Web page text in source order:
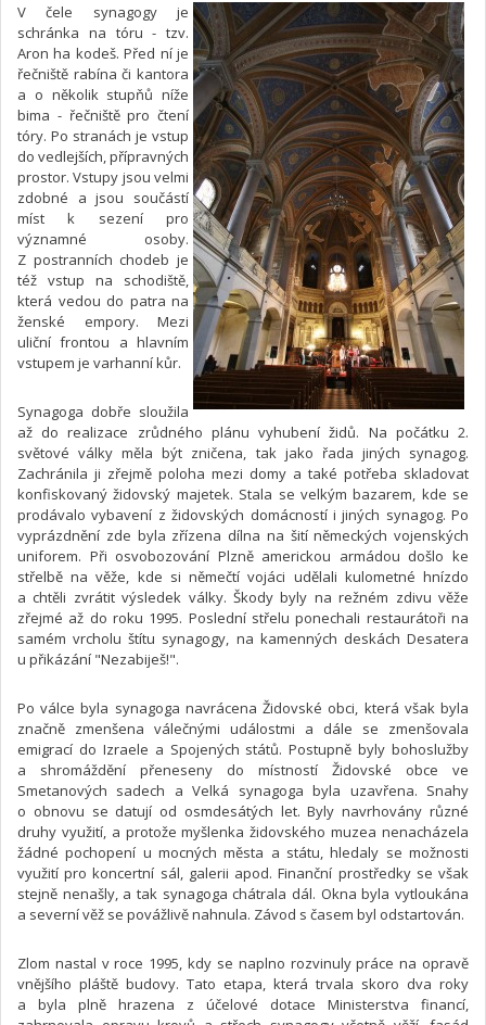
V čele synagogy je
schránka na tóru - tzv.
Aron ha kodeš. Před ní je
řečniště rabína či kantora
a o několik stupňů níže
bima - řečniště pro čtení
tóry. Po stranách je vstup
do vedlejších, přípravných
prostor. Vstupy jsou velmi
zdobné a jsou součástí
míst k sezení pro
významné osoby.
Z postranních chodeb je
též vstup na schodiště,
která vedou do patra na
ženské empory. Mezi
uliční frontou a hlavním
vstupem je varhanní kůr.
Synagoga dobře sloužila
až do realizace zrůdného plánu vyhubení židů. Na počátku 2.
světové války měla být zničena, tak jako řada jiných synagog.
Zachránila ji zřejmě poloha mezi domy a také potřeba skladovat
konfiskovaný židovský majetek. Stala se velkým bazarem, kde se
prodávalo vybavení z židovských domácností i jiných synagog. Po
vyprázdnění zde byla zřízena dílna na šití německých vojenských
uniforem. Při osvobozování Plzně americkou armádou došlo ke
střelbě na věže, kde si němečtí vojáci udělali kulometné hnízdo
a chtěli zvrátit výsledek války. Škody byly na režném zdivu věže
zřejmé až do roku 1995. Poslední střelu ponechali restaurátoři na
samém vrcholu štítu synagogy, na kamenných deskách Desatera
u přikázání "Nezabiješ!".
Po válce byla synagoga navrácena Židovské obci, která však byla
značně zmenšena válečnými událostmi a dále se zmenšovala
emigrací do Izraele a Spojených států. Postupně byly bohoslužby
a shromáždění přeneseny do místností Židovské obce ve
Smetanových sadech a Velká synagoga byla uzavřena. Snahy
o obnovu se datují od osmdesátých let. Byly navrhovány různé
druhy využití, a protože myšlenka židovského muzea nenacházela
žádné pochopení u mocných města a státu, hledaly se možnosti
využití pro koncertní sál, galerii apod. Finanční prostředky se však
stejně nenašly, a tak synagoga chátrala dál. Okna byla vytloukána
a severní věž se povážlivě nahnula. Závod s časem byl odstartován.
Zlom nastal v roce 1995, kdy se naplno rozvinuly práce na opravě
vnějšího pláště budovy. Tato etapa, která trvala skoro dva roky
a byla plně hrazena z účelové dotace Ministerstva financí,